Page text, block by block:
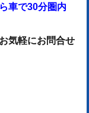
車で30分圏内
気軽にお問合せ